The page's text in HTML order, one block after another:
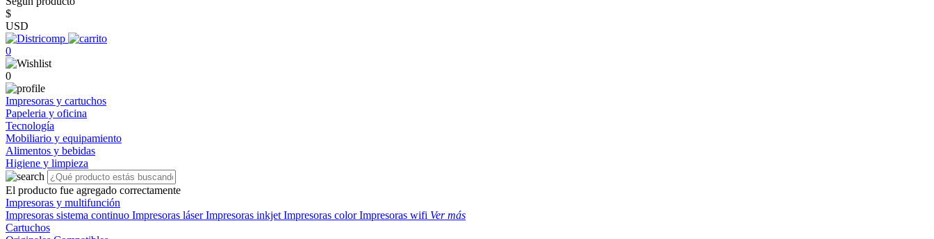
$
USD
0
0
Impresoras y cartuchos
Papeleria y oficina
Tecnología
Mobiliario y equipamiento
Alimentos y bebidas
Higiene y limpieza
El producto fue agregado correctamente
Impresoras y multifunción
Impresoras sistema continuo Impresoras láserImpresoras inkjet Impresoras colorImpresoras wifi Ver más
Cartuchos